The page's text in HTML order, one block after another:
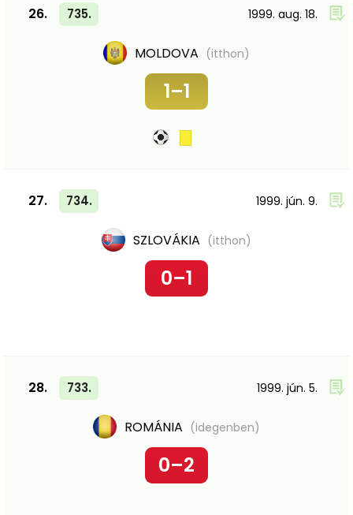
26. 735. 1999. aug. 18.
MOLDOVA (itthon)
1–1
27. 734. 1999. jún. 9.
SZLOVÁKIA (itthon)
0–1
28. 733. 1999. jún. 5.
ROMÁNIA (idegenben)
0–2